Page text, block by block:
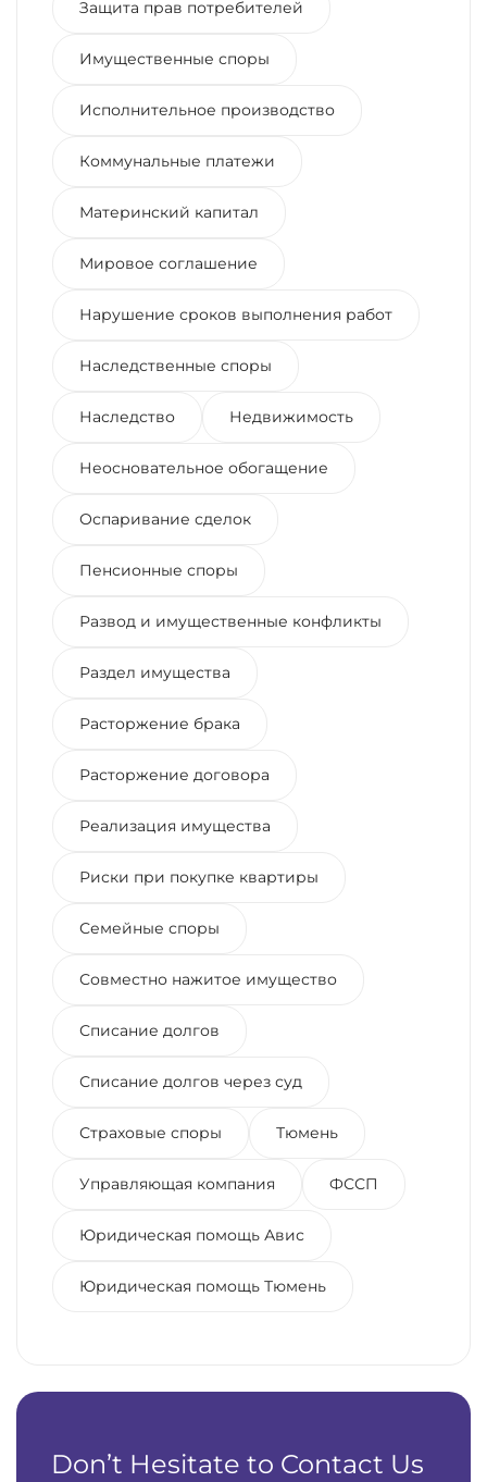
Защита прав потребителей
Имущественные споры
Исполнительное производство
Коммунальные платежи
Материнский капитал
Мировое соглашение
Нарушение сроков выполнения работ
Наследственные споры
Наследство Недвижимость
Неосновательное обогащение
Оспаривание сделок
Пенсионные споры
Развод и имущественные конфликты
Раздел имущества
Расторжение брака
Расторжение договора
Реализация имущества
Риски при покупке квартиры
Семейные споры
Совместно нажитое имущество
Списание долгов
Списание долгов через суд
Страховые споры Тюмень
Управляющая компания ФССП
Юридическая помощь Авис
Юридическая помощь Тюмень
Don’t Hesitate to Contact Us